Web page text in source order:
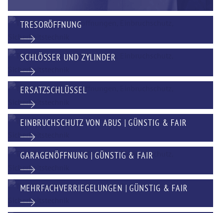
TRESORÖFFNUNG
SCHLÖSSER UND ZYLINDER
ERSATZSCHLÜSSEL
EINBRUCHSCHUTZ VON ABUS | GÜNSTIG & FAIR
GARAGENÖFFNUNG | GÜNSTIG & FAIR
MEHRFACHVERRIEGELUNGEN | GÜNSTIG & FAIR